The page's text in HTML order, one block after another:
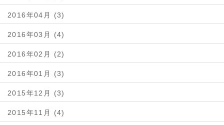
2016年04月 (3)
2016年03月 (4)
2016年02月 (2)
2016年01月 (3)
2015年12月 (3)
2015年11月 (4)